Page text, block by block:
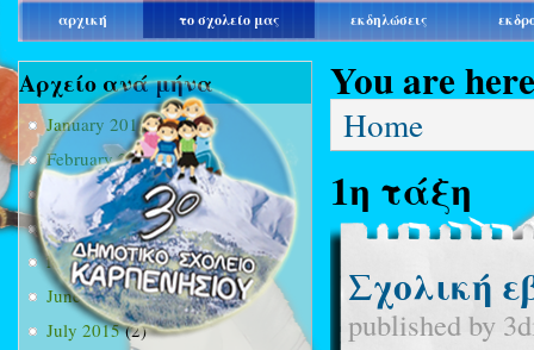
main_menu
αρχική το σχολείο μας εκδηλώσεις
Αρχείο ανά μήνα
January 2015(3)
February 2015(9)
March 2015(34)
April 2015(15)
May 2015(13)
June 2015(11)
July 2015(2)
You are here
Home
1η τάξη
Σχολική
published by